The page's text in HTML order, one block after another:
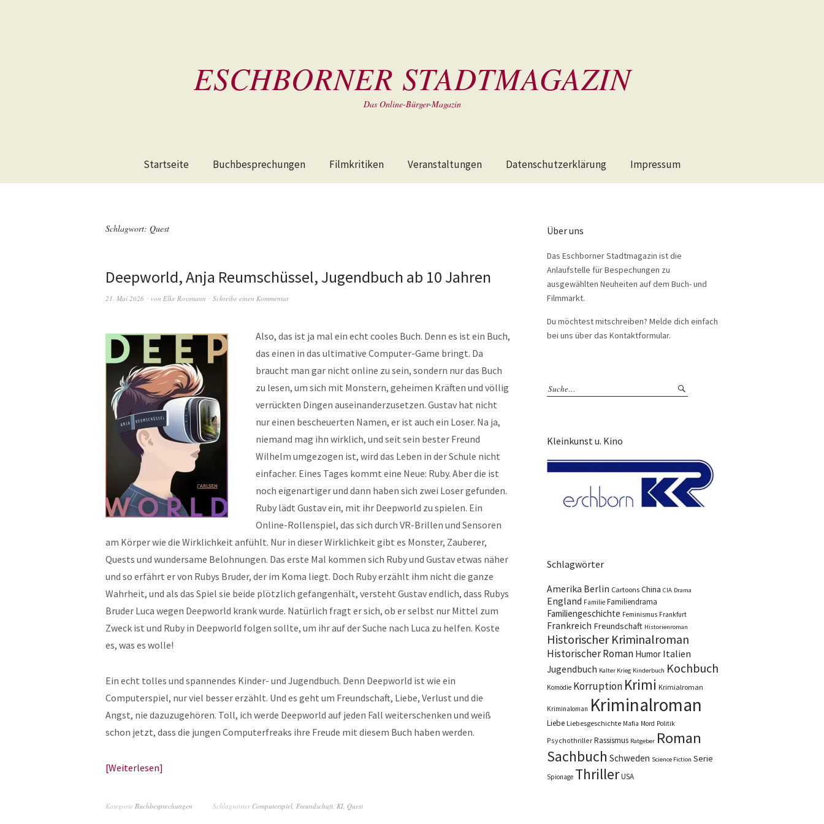
ESCHBORNER STADTMAGAZIN
Das Online-Bürger-Magazin
Startseite Buchbesprechungen Filmkritiken Veranstaltungen Datenschutzerklärung Impressum
Schlagwort: Quest
Deepworld, Anja Reumschüssel, Jugendbuch ab 10 Jahren
21. Mai 2026 von Elke Rossmann Schreibe einen Kommentar
Also, das ist ja mal ein echt cooles Buch. Denn es ist ein Buch,
das einen in das ultimative Computer-Game bringt. Da
braucht man gar nicht online zu sein, sondern nur das Buch
zu lesen, um sich mit Monstern, geheimen Kräften und völlig
verrückten Dingen auseinanderzusetzen. Gustav hat nicht
nur einen bescheuerten Namen, er ist auch ein Loser. Na ja,
niemand mag ihn wirklich, und seit sein bester Freund
Wilhelm umgezogen ist, wird das Leben in der Schule nicht
einfacher. Eines Tages kommt eine Neue: Ruby. Aber die ist
noch eigenartiger und dann haben sich zwei Loser gefunden.
Ruby lädt Gustav ein, mit ihr Deepworld zu spielen. Ein
Online-Rollenspiel, das sich durch VR-Brillen und Sensoren
am Körper wie die Wirklichkeit anfühlt. Nur in dieser Wirklichkeit gibt es Monster, Zauberer,
Quests und wundersame Belohnungen. Das erste Mal kommen sich Ruby und Gustav etwas näher
und so erfährt er von Rubys Bruder, der im Koma liegt. Doch Ruby erzählt ihm nicht die ganze
Wahrheit, und als das Spiel sie beide plötzlich gefangenhält, versteht Gustav endlich, dass Rubys
Bruder Luca wegen Deepworld krank wurde. Natürlich fragt er sich, ob er selbst nur Mittel zum
Zweck ist und Ruby in Deepworld folgen sollte, um ihr auf der Suche nach Luca zu helfen. Koste
es, was es wolle!
Ein echt tolles und spannendes Kinder- und Jugendbuch. Denn Deepworld ist wie ein
Computerspiel, nur viel besser erzählt. Und es geht um Freundschaft, Liebe, Verlust und die
Angst, nie dazuzugehören. Toll, ich werde Deepworld auf jeden Fall weiterschenken und weiß
schon jetzt, dass die jungen Computerfreaks ihre Freude mit diesem Buch haben werden.
Weiterlesen
Kategorie Buchbesprechungen Schlagwörter Computerspiel, Freundschaft, KI, Quest
Über uns
Das Eschborner Stadtmagazin ist die
Anlaufstelle für Bespechungen zu
ausgewählten Neuheiten auf dem Buch- und
Filmmarkt.
Du möchtest mitschreiben? Melde dich einfach
bei uns über das Kontaktformular.
Kleinkunst u. Kino
Schlagwörter
Amerika Berlin Cartoons China CIA Drama
England Familie Familiendrama
Familiengeschichte Feminismus Frankfurt
Frankreich Freundschaft Historienroman
Historischer Kriminalroman
Historischer Roman Humor Italien
Jugendbuch Kalter Krieg Kinderbuch Kochbuch
Komödie Korruption Krimi Krimialroman
Kriminaloman Kriminalroman
Liebe Liebesgeschichte Mafia Mord Politik
Psychothriller Rassismus Ratgeber Roman
Sachbuch Schweden Science Fiction Serie
Spionage ThrillerUSA